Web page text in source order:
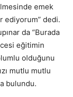
emek
ediyorum” dedi.
da “Burada
eğitimin
olduğunu
mutlu mutlu
bulundu.